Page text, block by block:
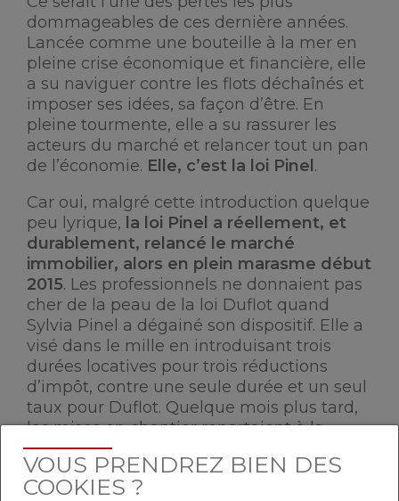
dommageables de ces dernière années.
Lancée comme une bouteille à la mer en
pleine crise économique et financière, elle
a su naviguer contre les flots déchaînés et
imposer ses idées, sa façon d’être. En
pleine tourmente, elle a su rassurer les
acteurs du marché et relancer tout un pan
de l’économie. Elle, c’est la loi Pinel .
Car oui, malgré cette introduction quelque
peu lyrique, la loi Pinel a réellement, et
durablement, relancé le marché
immobilier, alors en plein marasme début
2015. Les professionnels ne donnaient pas
cher de la peau de la loi Duflot quand
Sylvia Pinel a dégainé son dispositif. Elle a
visé dans le mille en introduisant trois
durées locatives pour trois réductions
d’impôt, contre une seule durée et un seul
taux pour Duflot. Quelque mois plus tard,
les mises en chantier repartaient à la
hausse.
VOUS PRENDREZ BIEN DES
COOKIES ?